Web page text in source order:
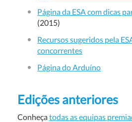
Página da ESA com dicas
(2015)
Recursos sugeridos pela
concorrentes
Página do Arduíno
Edições anteriores
Conheça todas as equipas